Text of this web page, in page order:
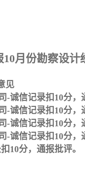
10月份勘察设计
见
-诚信记录扣10分，
-诚信记录扣10分，
-诚信记录扣10分，
-诚信记录扣10分，
10分，通报批评。